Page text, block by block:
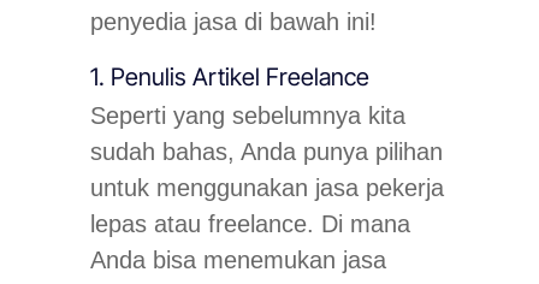
penyedia jasa di bawah ini!
1. Penulis Artikel Freelance
Seperti yang sebelumnya kita
sudah bahas, Anda punya pilihan
untuk menggunakan jasa pekerja
lepas atau freelance. Di mana
Anda bisa menemukan jasa